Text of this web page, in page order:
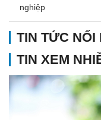
nghiệp
TIN TỨC NỔI
TIN XEM